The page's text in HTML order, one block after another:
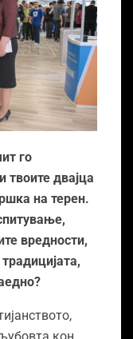
го
твоите двајца
на терен.
вредности,